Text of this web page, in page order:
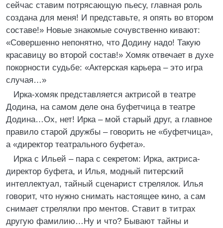
сейчас ставим потрясающую пьесу, главная роль
создана для меня! И представьте, я опять во втором
составе!» Новые знакомые сочувственно кивают:
«Совершенно непонятно, что Додину надо! Такую
красавицу во второй состав!» Хомяк отвечает в духе
покорности судьбе: «Актерская карьера – это игра
случая…»
Ирка-хомяк представляется актрисой в театре
Додина, на самом деле она буфетчица в театре
Додина…Ох, нет! Ирка – мой старый друг, а главное
правило старой дружбы – говорить не «буфетчица»,
а «директор театрального буфета».
Ирка с Ильей – пара с секретом: Ирка, актриса-
директор буфета, и Илья, модный питерский
интеллектуал, тайный сценарист стрелялок. Илья
говорит, что нужно снимать настоящее кино, а сам
снимает стрелялки про ментов. Ставит в титрах
другую фамилию…Ну и что? Бывают тайны и